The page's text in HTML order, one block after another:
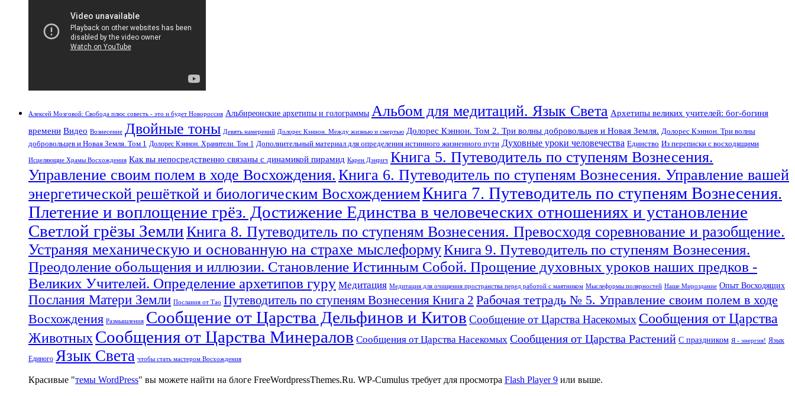
Алексей Мозговой: Свобода плюс совесть - это и будет Новороссия Альбиреонские архетипы и голограммы Альбом для медитаций. Язык Света Архетипы великих учителей: бог-богиня
времени Видео Вознесение Двойные тоны Девять намерений Долорес Кэннон. Между жизнью и смертью Долорес Кэннон. Том 2. Три волны добровольцев и Новая Земля. Долорес Кэннон. Три волны
добровольцев и Новая Земля. Том 1 Долорес Кэннон. Хранители. Том 1 Дополнительный материал для определения истинного жизненного пути Духовные уроки человечества Единство Из переписки с восходящими
Исцеляющие Храмы Восхождения Как вы непосредственно связаны с динамикой пирамид Карен Дэнрич Книга 5. Путеводитель по ступеням Вознесения.
Управление своим полем в ходе Восхождения. Книга 6. Путеводитель по ступеням Вознесения. Управление вашей
энергетической решёткой и биологическим ВосхождениемКнига 7. Путеводитель по ступеням Вознесения.
Плетение и воплощение грёз. Достижение Единства в человеческих отношениях и установление
Светлой грёзы ЗемлиКнига 8. Путеводитель по ступеням Вознесения. Превосходя соревнование и разобщение.
Устраняя механическую и основанную на страхе мыслеформуКнига 9. Путеводитель по ступеням Вознесения.
Преодоление обольщения и иллюзии. Становление Истинным Собой. Прощение духовных уроков наших предков -
Великих Учителей. Определение архетипов гуру Медитация Медитация для очищения пространства перед работой с маятником Мыслеформы полярностей Наше Мироздание Опыт Восходящих
Послания Матери Земли Послания от Тао Путеводитель по ступеням Вознесения Книга 2 Рабочая тетрадь № 5. Управление своим полем в ходе
Восхождения Размышления Сообщение от Царства Дельфинов и Китов Сообщение от Царства Насекомых Сообщения от Царства
Животных Сообщения от Царства Минералов Сообщения от Царства Насекомых Сообщения от Царства Растений С праздником Я - энергия! Язык
Единого Язык Света чтобы стать мастером Восхождения
Красивые "темы WordPress" вы можете найти на блоге FreeWordpressThemes.Ru. WP-Cumulus требует для просмотра Flash Player 9 или выше.